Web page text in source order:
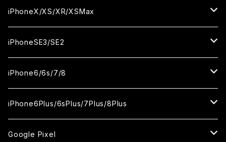
セラミックフィルム
セラミックフィルム
ガラスフィルム
セラミックフィルム
セラミックフィルム
ガラスフィルム
セラミックフィルム
iPhone14ProMax
ガラスフィルム
セラミックフィルム
セラミックフィルム
ガラスフィルム
セラミックフィルム
iPhone13ProMax
ガラスフィルム
セラミックフィルム
ガラスフィルム
セラミックフィルム
iPhone12mini
ガラスフィルム
セラミックフィルム
iPhone12ProMax
ガラスフィルム
セラミックフィルム
iPhone11
ガラスフィルム
セラミックフィルム
iPhone11Pro
ガラスフィルム
セラミックフィルム
iPhone11Pro Max
ガラスフィルム
セラミックフィルム
iPhoneX/XS/XR/XSMax
iPhoneX
ガラスフィルム
セラミックフィルム
iPhoneXS
ガラスフィルム
セラミックフィルム
iPhoneXR
ガラスフィルム
iPhoneXSMax
iPhoneSE3/SE2
iPhoneSE3
ガラスフィルム
ケース
iPhoneSE2
ガラスフィルム
iPhone6/6s/7/8
iPhone8
ガラスフィルム
iPhone7
iPhone6Plus/6sPlus/7Plus/8Plus
iPhone6Plus
Google Pixel